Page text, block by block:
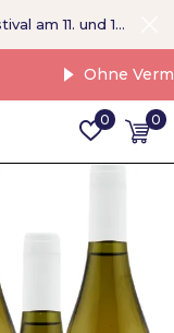
0 0
Neuigkeiten: Not Your Average Winefestival am 11. und 12. September >